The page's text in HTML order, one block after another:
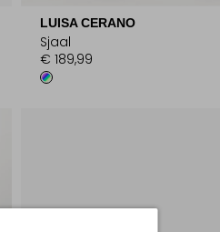
LUISA CERANO
Sjaal
€ 189,99